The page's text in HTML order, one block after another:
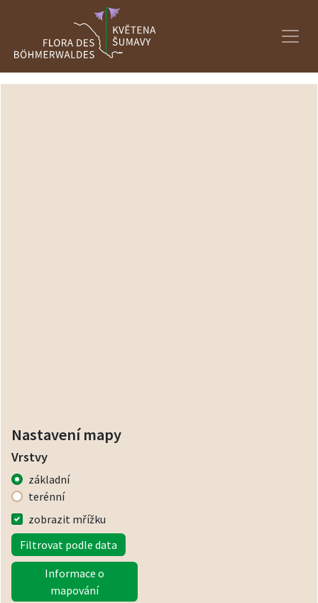
Nastavení mapy
Vrstvy
základní
terénní
zobrazit mřížku
Filtrovat podle data
Informace o
mapování